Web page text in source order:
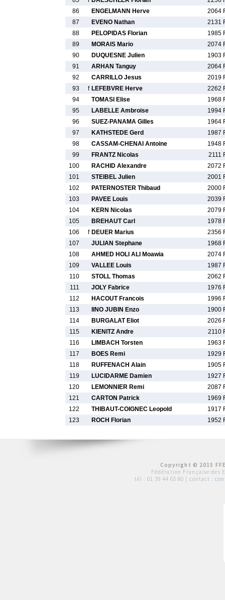
86
ENGELMANN Herve
2064
87
EVENO Nathan
2131
88
PELOPIDAS Florian
1985
89
MORAIS Mario
2074
90
DUQUESNE Julien
1903
91
ARHAN Tanguy
2064
92
CARRILLO Jesus
2019
93
f LEFEBVRE Herve
2262
94
TOMASI Elise
1968
95
LABELLE Ambroise
1994
96
SUEZ-PANAMA Gilles
1964
97
KATHSTEDE Gerd
1987
98
CASSAM-CHENAI Antoine
1948
99
FRANTZ Nicolas
2111
100
RACHID Alexandre
2072
101
STEIBEL Julien
2001
102
PATERNOSTER Thibaud
2000
103
PAVEE Louis
2039
104
KERN Nicolas
2079
105
BREHAUT Carl
1978
106
f DEUER Marius
2356
107
JULIAN Stephane
1968
108
AHMED HOLI ALI Moawia
2074
109
VALLEE Louis
1987
110
STOLL Thomas
2062
111
JOLY Fabrice
1976
112
HACOUT Francois
1996
113
IINO JUBIN Enzo
1900
114
BURGALAT Eliot
2026
115
KIENITZ Andre
2110
116
LIMBACH Torsten
1963
117
BOES Remi
1929
118
RUFFENACH Alain
1905
119
LUCIDARME Damien
1927
120
LEMONNIER Remi
2087
121
CARTON Patrick
1969
122
THIBAUT-COIGNEC Leopold
1917
123
ROCH Florian 1952
Copyright © 2015
Fédération Française des
tél : 01 39 44 65 80 | contact :